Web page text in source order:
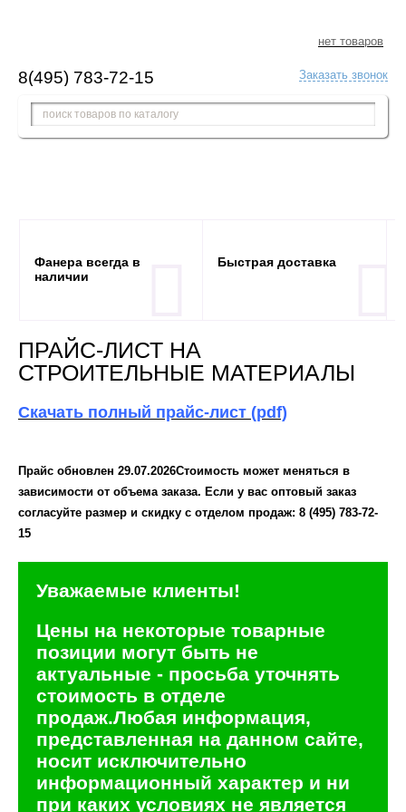
8(495) 783-72-15 Заказать звонок
нет товаров
Фанера всегда в
наличии
Быстрая доставка
ПРАЙС-ЛИСТ НА
СТРОИТЕЛЬНЫЕ МАТЕРИАЛЫ
Скачать полный прайс-лист (pdf)
Прайс обновлен 29.07.2026Стоимость может меняться в
зависимости от объема заказа. Если у вас оптовый заказ
согласуйте размер и скидку с отделом продаж: 8 (495) 783-72-
15
Уважаемые клиенты!
Цены на некоторые товарные
позиции могут быть не
актуальные - просьба уточнять
стоимость в отделе
продаж.Любая информация,
представленная на данном сайте,
носит исключительно
информационный характер и ни
при каких условиях не является